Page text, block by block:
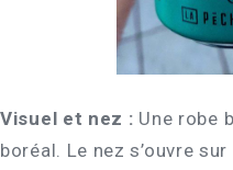
Visuel et nez : Une robe
boréal. Le nez s’ouvre